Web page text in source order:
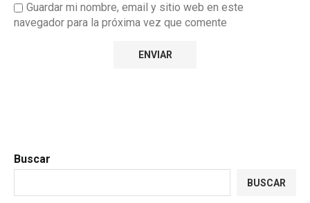
Guardar mi nombre, email y sitio web en este
navegador para la próxima vez que comente
Buscar
BUSCAR